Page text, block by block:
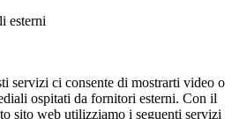
esterni
servizi ci consente di mostrarti video o
ospitati da fornitori esterni. Con il
sito web utilizziamo i seguenti servizi